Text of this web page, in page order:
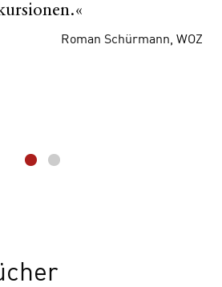
Roman Schürmann, WOZ